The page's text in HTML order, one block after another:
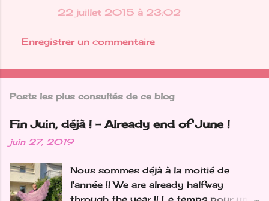
22 juillet 2015 à 23:02
Enregistrer un commentaire
Posts les plus consultés de ce blog
Fin Juin, déjà ! - Already end of June !
juin 27, 2019
Nous sommes déjà à la moitié de
l'année !! We are already halfway
through the year !! Le temps pour un